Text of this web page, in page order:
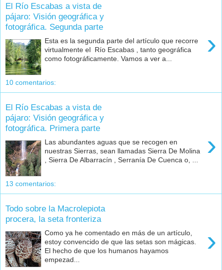
El Río Escabas a vista de
pájaro: Visión geográfica y
fotográfica. Segunda parte
›
Esta es la segunda parte del artículo que recorre
virtualmente el Río Escabas , tanto geográfica
como fotográficamente. Vamos a ver a...
10 comentarios:
El Río Escabas a vista de
pájaro: Visión geográfica y
fotográfica. Primera parte
›
Las abundantes aguas que se recogen en
nuestras Sierras, sean llamadas Sierra De Molina
, Sierra De Albarracín , Serranía De Cuenca o, ...
13 comentarios:
Todo sobre la Macrolepiota
procera, la seta fronteriza
›
Como ya he comentado en más de un artículo,
estoy convencido de que las setas son mágicas.
El hecho de que los humanos hayamos
empezad...